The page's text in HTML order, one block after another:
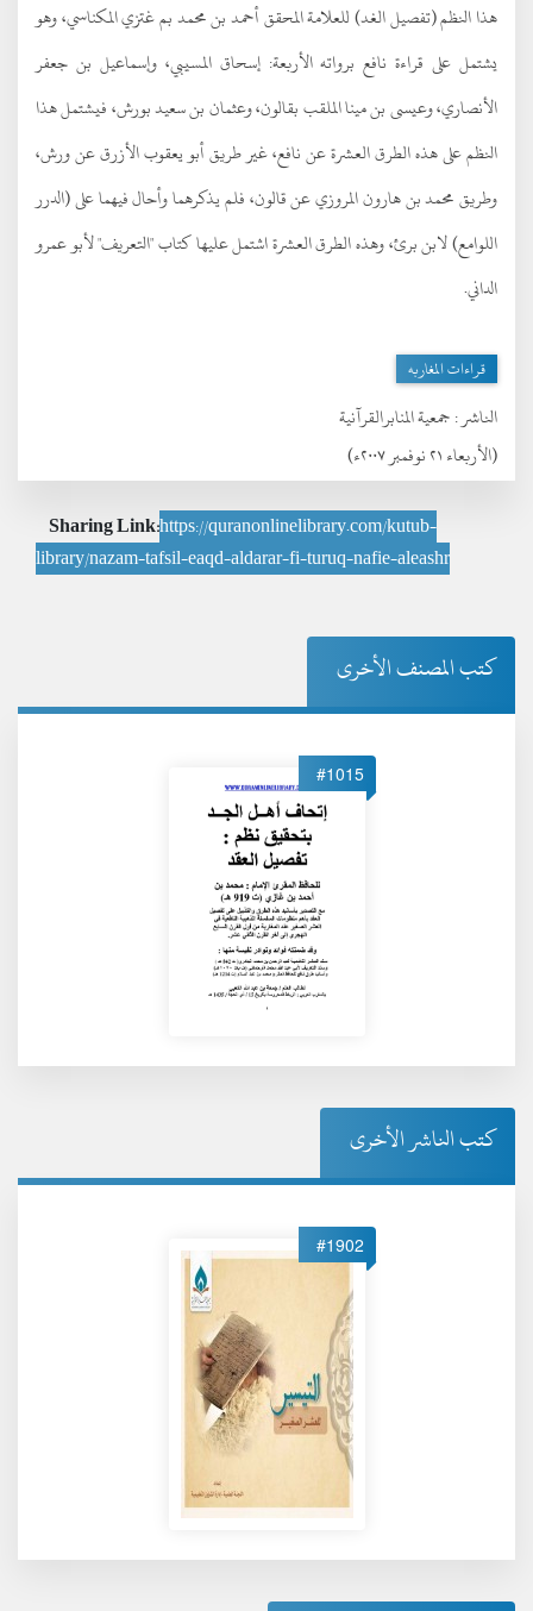
(الأربعاء ٢١ نوفمبر ٢٠٠٧ء)
الناشر :جمعية المنابرالقرآنية
هذا النظم (تفصيل الغد) للعلامة المحقق أحمد بن محمد بم غتزي المكناسي، وهو
يشتمل على قراءة نافع برواته الأربعة: إسحاق المسيبي، وإسماعيل بن جعفر
الأنصاري، وعيسى بن مينا الملقب بقالون، وعثمان بن سعيد بورش، فيشتمل هذا
النظم على هذه الطرق العشرة عن نافع، غير طريق أبو يعقوب الأزرق عن ورش،
وطريق محمد بن هارون المروزي عن قالون، فلم يذكرهما وأحال فيهما على (الدرر
اللوامع) لابن برئ، وهذه الطرق العشرة اشتمل عليها كتاب "التعريف" لأبو عمرو
الداني.
قراءات المغاربه
Sharing Link:https://quranonlinelibrary.com/kutub-
library/nazam-tafsil-eaqd-aldarar-fi-turuq-nafie-aleashr
كتب المصنف الأخرى
#1015
كتب الناشر الأخرى
#1902